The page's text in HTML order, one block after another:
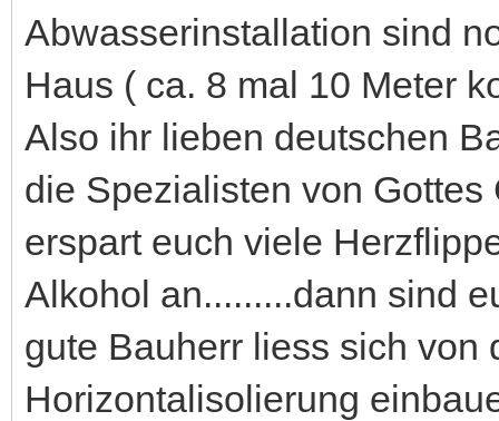
Abwasserinstallation sind
Haus ( ca. 8 mal 10 Meter
Also ihr lieben deutschen
die Spezialisten von
erspart euch viele
Alkohol an.........dann sind
gute Bauherr liess sich von
Horizontalisolierung